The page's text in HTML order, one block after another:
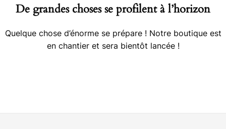
De grandes choses se profilent à l’horizon
Quelque chose d’énorme se prépare ! Notre boutique est
en chantier et sera bientôt lancée !